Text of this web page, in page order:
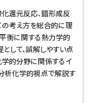
還元反応、錯形成反
の考え方を総合的に理
衡に関する熱力学的
して、誤解しやすい点
学的分野に関係するイ
析化学的視点で解説す